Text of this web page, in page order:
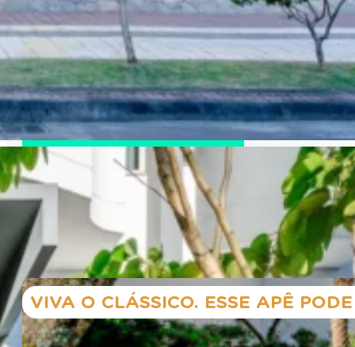
QUERO MORAR AQUI
Apartamentos disponíveis
VIVA O CLÁSSICO. ESSE APÊ PODE